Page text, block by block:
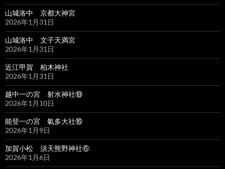
山城洛中 京都大神宮
2026年1月31日
山城洛中 文子天満宮
2026年1月31日
近江甲賀 柏木神社
2026年1月31日
越中一の宮 射水神社⑲
2026年1月10日
能登一の宮 氣多大社⑯
2026年1月9日
加賀小松 須天熊野神社⑥
2026年1月6日